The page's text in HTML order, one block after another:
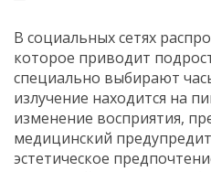
В социальных сетях
которое приводит
специально выбирают
излучение находится на
изменение восприятия,
медицинский
эстетическое